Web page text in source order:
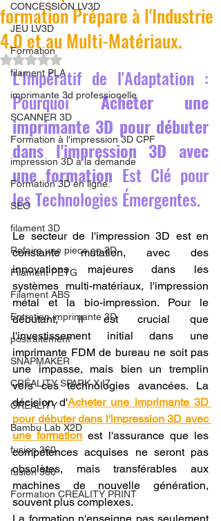
CONCESSION LV3D
JEU LV3D
Formation
filament PLA
imprimante 3d professionelle
SCANNER 3D
Formation à l'impression 3D CPF
impression 3D à la demande
Formation 3D en ligne.
SEO
filament 3D
Refaire une piece en 3D
Filament PETG
Filament ABS
Entretien imprimante 3D
postraitement
SNAPMAKER
CRÉALITY SPARK X I7
CREALITY
Bambu Lab X2D
fusion 360
fusion 360
Formation CREALITY PRINT
formation Prépare à l'Industrie
4.0 et au Multi-Matériaux.
Noté NaN étoiles sur 5.
L'Impératif de l'Adaptation :
Pourquoi Acheter une
imprimante 3D pour débuter
dans l'impression 3D avec
une formation Est Clé pour
les Technologies Émergentes.
Le secteur de l'impression 3D est en
constante mutation, avec des
innovations majeures dans les
systèmes multi-matériaux, l'impression
métal et la bio-impression. Pour le
débutant, il est crucial que
l'investissement initial dans une
imprimante FDM de bureau ne soit pas
une impasse, mais bien un tremplin
vers ces technologies avancées. La
décision d'Acheter une imprimante 3D
pour débuter dans l'impression 3D avec
une formation est l'assurance que les
compétences acquises ne seront pas
obsolètes, mais transférables aux
machines de nouvelle génération,
souvent plus complexes.